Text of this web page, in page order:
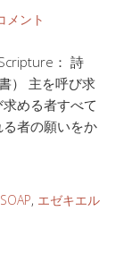
メント
： 詩
） 主を呼び求
める者すべて
者の願いをか
SOAP, エゼキエル